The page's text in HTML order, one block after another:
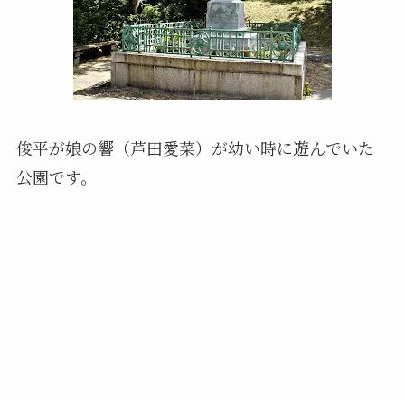
俊平が娘の響（芦田愛菜）が幼い時に遊んでいた
公園です。